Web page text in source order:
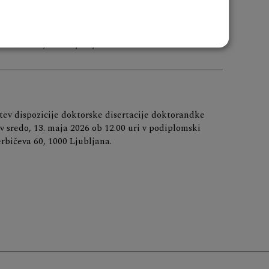
dispozicije doktorske disertacije doktorandke
60, 1000 Ljubljana.
dispozicije doktorske disertacije doktorandke
sredo, 13. maja 2026 ob 12.00 uri v podiplomski
60, 1000 Ljubljana.